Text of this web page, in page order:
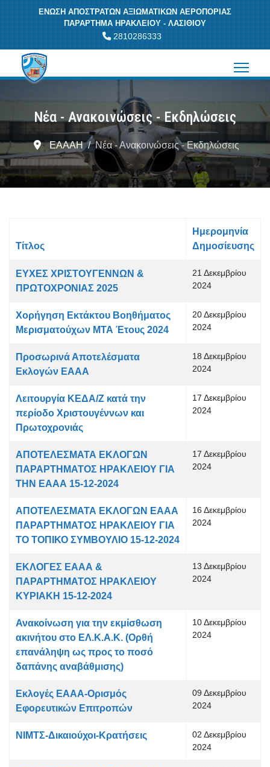
ΕΝΩΣΗ ΑΠΟΣΤΡΑΤΩΝ ΑΞΙΩΜΑΤΙΚΩΝ ΑΕΡΟΠΟΡΙΑΣ
ΠΑΡΑΡΤΗΜΑ ΗΡΑΚΛΕΙΟΥ - ΛΑΣΙΘΙΟΥ
2810286333
Νέα - Ανακοινώσεις - Εκδηλώσεις
ΕΑΑΑΗ Νέα - Ανακοινώσεις - Εκδηλώσεις
Τίτλος
Ημερομηνία
Δημοσίευσης
ΕΥΧΕΣ ΧΡΙΣΤΟΥΓΕΝΝΩΝ &
ΠΡΩΤΟΧΡΟΝΙΑΣ 2025
21 Δεκεμβρίου
2024
Χορήγηση Εκτάκτου Βοηθήματος
Μερισματούχων ΜΤΑ Έτους 2024
20 Δεκεμβρίου
2024
Προσωρινά Αποτελέσματα
Εκλογών ΕΑΑΑ
18 Δεκεμβρίου
2024
Λειτουργία ΚΕΔΑ/Ζ κατά την
περίοδο Χριστουγέννων και
Πρωτοχρονιάς
17 Δεκεμβρίου
2024
ΑΠΟΤΕΛΕΣΜΑΤΑ ΕΚΛΟΓΩΝ
ΠΑΡΑΡΤΗΜΑΤΟΣ ΗΡΑΚΛΕΙΟΥ ΓΙΑ
ΤΗΝ ΕΑΑΑ 15-12-2024
17 Δεκεμβρίου
2024
ΑΠΟΤΕΛΕΣΜΑΤΑ ΕΚΛΟΓΩΝ ΕΑΑΑ
ΠΑΡΑΡΤΗΜΑΤΟΣ ΗΡΑΚΛΕΙΟΥ ΓΙΑ
ΤΟ ΤΟΠΙΚΟ ΣΥΜΒΟΥΛΙΟ 15-12-2024
16 Δεκεμβρίου
2024
ΕΚΛΟΓΕΣ ΕΑΑΑ &
ΠΑΡΑΡΤΗΜΑΤΟΣ ΗΡΑΚΛΕΙΟΥ
ΚΥΡΙΑΚΗ 15-12-2024
13 Δεκεμβρίου
2024
Ανακοίνωση για την εκμίσθωση
ακινήτου στο ΕΛ.Κ.Α.Κ. (Ορθή
επανάληψη ως προς το ποσό
δαπάνης αναβάθμισης)
10 Δεκεμβρίου
2024
Εκλογές ΕΑΑΑ-Ορισμός
Εφορευτικών Επιτροπών
09 Δεκεμβρίου
2024
ΝΙΜΤΣ-Δικαιούχοι-Κρατήσεις
02 Δεκεμβρίου
2024